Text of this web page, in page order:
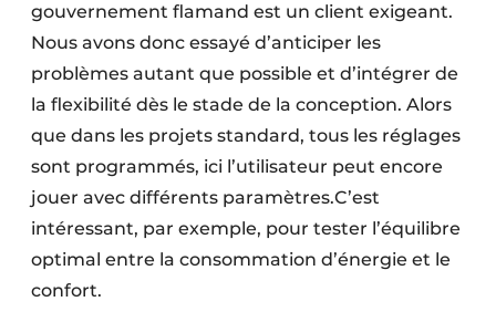
gouvernement flamand est un client exigeant.
Nous avons donc essayé d’anticiper les
problèmes autant que possible et d’intégrer de
la flexibilité dès le stade de la conception. Alors
que dans les projets standard, tous les réglages
sont programmés, ici l’utilisateur peut encore
jouer avec différents paramètres.C’est
intéressant, par exemple, pour tester l’équilibre
optimal entre la consommation d’énergie et le
confort.